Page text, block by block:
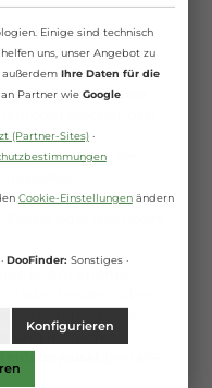
in der
meist aus Reiskleie
oder Mischungen
wie
Ölen. Sie
gezielt eingesetzt,
oder Nährstoffe
liefern Energie
möglichst
Einige sind technisch
uns, unser Angebot zu
Ihre Daten für die
Partner wie Google
(Partner-Sites)·
Cookie-Einstellungenändern
DooFinder: Sonstiges ·
Konfigurieren